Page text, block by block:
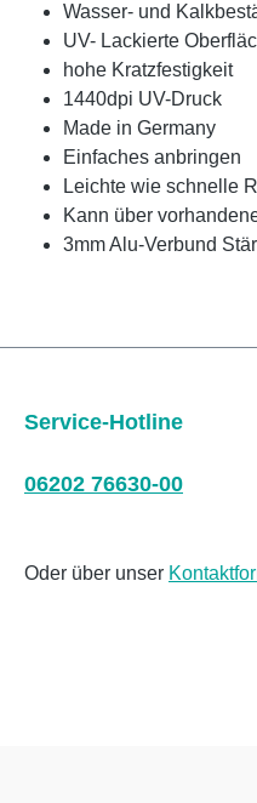
Wasser- und
UV- Lackierte
hohe Kratzfestigkeit
1440dpi UV-Druck
Made in Germany
Einfaches anbringen
Leichte wie schnelle
Kann über
3mm Alu-Verbund
Service-Hotline
06202 76630-00
Oder über unser